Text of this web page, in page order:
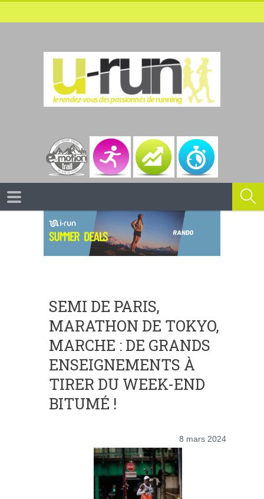
SEMI DE PARIS,
MARATHON DE TOKYO,
MARCHE : DE GRANDS
ENSEIGNEMENTS À
TIRER DU WEEK-END
BITUMÉ !
8 mars 2024